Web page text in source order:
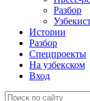
Разбор
Истории
Разбор
Спецпроекты
На узбекском
Вход